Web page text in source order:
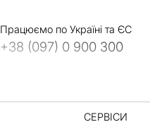
Працюємо по Україні та ЄС
+38 (097) 0 900 300
СЕРВІСИ